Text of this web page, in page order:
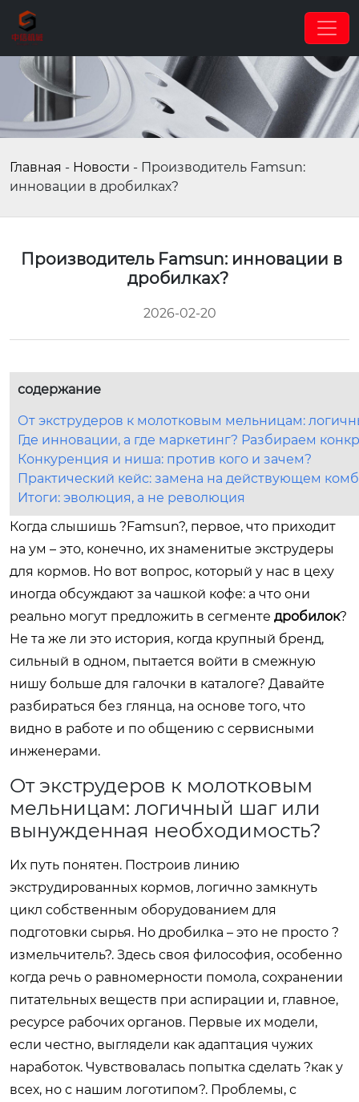
Главная - Новости - Производитель Famsun:
инновации в дробилках?
Производитель Famsun: инновации в
дробилках?
2026-02-20
содержание
От экструдеров к молотковым мельницам:
Где инновации, а где маркетинг? Разбираем
Конкуренция и ниша: против кого и зачем?
Практический кейс: замена на действующем
Итоги: эволюция, а не революция
Когда слышишь ?Famsun?, первое, что приходит
на ум – это, конечно, их знаменитые экструдеры
для кормов. Но вот вопрос, который у нас в цеху
иногда обсуждают за чашкой кофе: а что они
реально могут предложить в сегменте дробилок?
Не та же ли это история, когда крупный бренд,
сильный в одном, пытается войти в смежную
нишу больше для галочки в каталоге? Давайте
разбираться без глянца, на основе того, что
видно в работе и по общению с сервисными
инженерами.
От экструдеров к молотковым
мельницам: логичный шаг или
вынужденная необходимость?
Их путь понятен. Построив линию
экструдированных кормов, логично замкнуть
цикл собственным оборудованием для
подготовки сырья. Но дробилка – это не просто ?
измельчитель?. Здесь своя философия, особенно
когда речь о равномерности помола, сохранении
питательных веществ при аспирации и, главное,
ресурсе рабочих органов. Первые их модели,
если честно, выглядели как адаптация чужих
наработок. Чувствовалась попытка сделать ?как у
всех, но с нашим логотипом?. Проблемы, с